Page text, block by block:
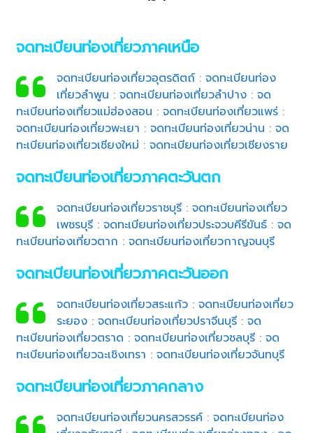
จดทะเบียนท่องเที่ยวภาคเหนือ
จดทะเบียนท่องเที่ยวอุตรดิตถ์: จดทะเบียนท่อง
เที่ยวลำพูน : จดทะเบียนท่องเที่ยวลำปาง: จด
ทะเบียนท่องเที่ยวแม่ฮ่องสอน :จดทะเบียนท่องเที่ยวแพร่ :
จดทะเบียนท่องเที่ยวพะเยา :จดทะเบียนท่องเที่ยวน่าน :จด
ทะเบียนท่องเที่ยวเชียงใหม่ :จดทะเบียนท่องเที่ยวเชียงราย
จดทะเบียนท่องเที่ยวภาคตะวันตก
จดทะเบียนท่องเที่ยวราชบุรี: จดทะเบียนท่องเที่ยว
เพชรบุรี: จดทะเบียนท่องเที่ยวประจวบคีรีขันธ์: จด
ทะเบียนท่องเที่ยวตาก :จดทะเบียนท่องเที่ยวกาญจนบุรี
จดทะเบียนท่องเที่ยวภาคตะวันออก
จดทะเบียนท่องเที่ยวสระแก้ว: จดทะเบียนท่องเที่ยว
ระยอง: จดทะเบียนท่องเที่ยวปราจีนบุรี: จด
ทะเบียนท่องเที่ยวตราด :จดทะเบียนท่องเที่ยวชลบุรี :จด
ทะเบียนท่องเที่ยวฉะเชิงเทรา :จดทะเบียนท่องเที่ยวจันทบุรี
จดทะเบียนท่องเที่ยวภาคกลาง
จดทะเบียนท่องเที่ยวนครสวรรค์: จดทะเบียนท่อง